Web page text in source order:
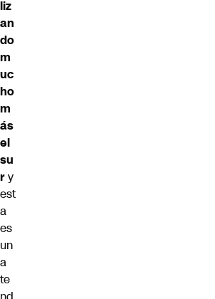
liz
an
do
m
uc
ho
m
ás
el
su
ry
est
a
es
un
a
te